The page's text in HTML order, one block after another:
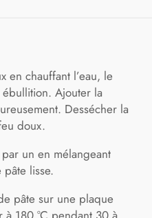
en chauffant l’eau, le
Ajouter la
Dessécher la
doux.
un en mélangeant
pâte lisse.
pâte sur une plaque